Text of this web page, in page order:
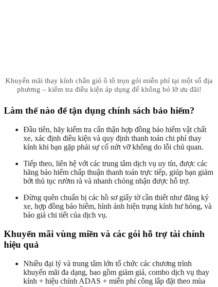
Khuyến mãi thay kính chắn gió ô tô trọn gói miễn phí tại một số địa
phương – kiểm tra điều kiện áp dụng để không bỏ lỡ ưu đãi!
Làm thế nào để tận dụng chính sách bảo hiểm?
Đầu tiên, hãy kiểm tra cẩn thận hợp đồng bảo hiểm vật chất
xe, xác định điều kiện và quy định thanh toán chi phí thay
kính khi bạn gặp phải sự cố nứt vỡ không do lỗi chủ quan.
Tiếp theo, liên hệ với các trung tâm dịch vụ uy tín, được các
hãng bảo hiểm chấp thuận thanh toán trực tiếp, giúp bạn giảm
bớt thủ tục rườm rà và nhanh chóng nhận được hỗ trợ.
Đừng quên chuẩn bị các hồ sơ giấy tờ cần thiết như đăng ký
xe, hợp đồng bảo hiểm, hình ảnh hiện trạng kính hư hỏng, và
báo giá chi tiết của dịch vụ.
Khuyến mãi vùng miền và các gói hỗ trợ tài chính
hiệu quả
Nhiều đại lý và trung tâm lớn tổ chức các chương trình
khuyến mãi đa dạng, bao gồm giảm giá, combo dịch vụ thay
kính + hiệu chỉnh ADAS + miễn phí công lắp đặt theo mùa